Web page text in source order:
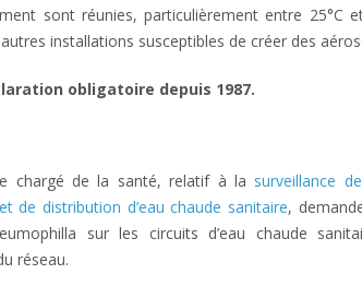
sont réunies, particulièrement entre 25°C et
installations susceptibles de créer des
obligatoire depuis 1987.
chargé de la santé, relatif à la surveillance
de distribution d’eau chaude sanitaire,
sur les circuits d’eau chaude
réseau.